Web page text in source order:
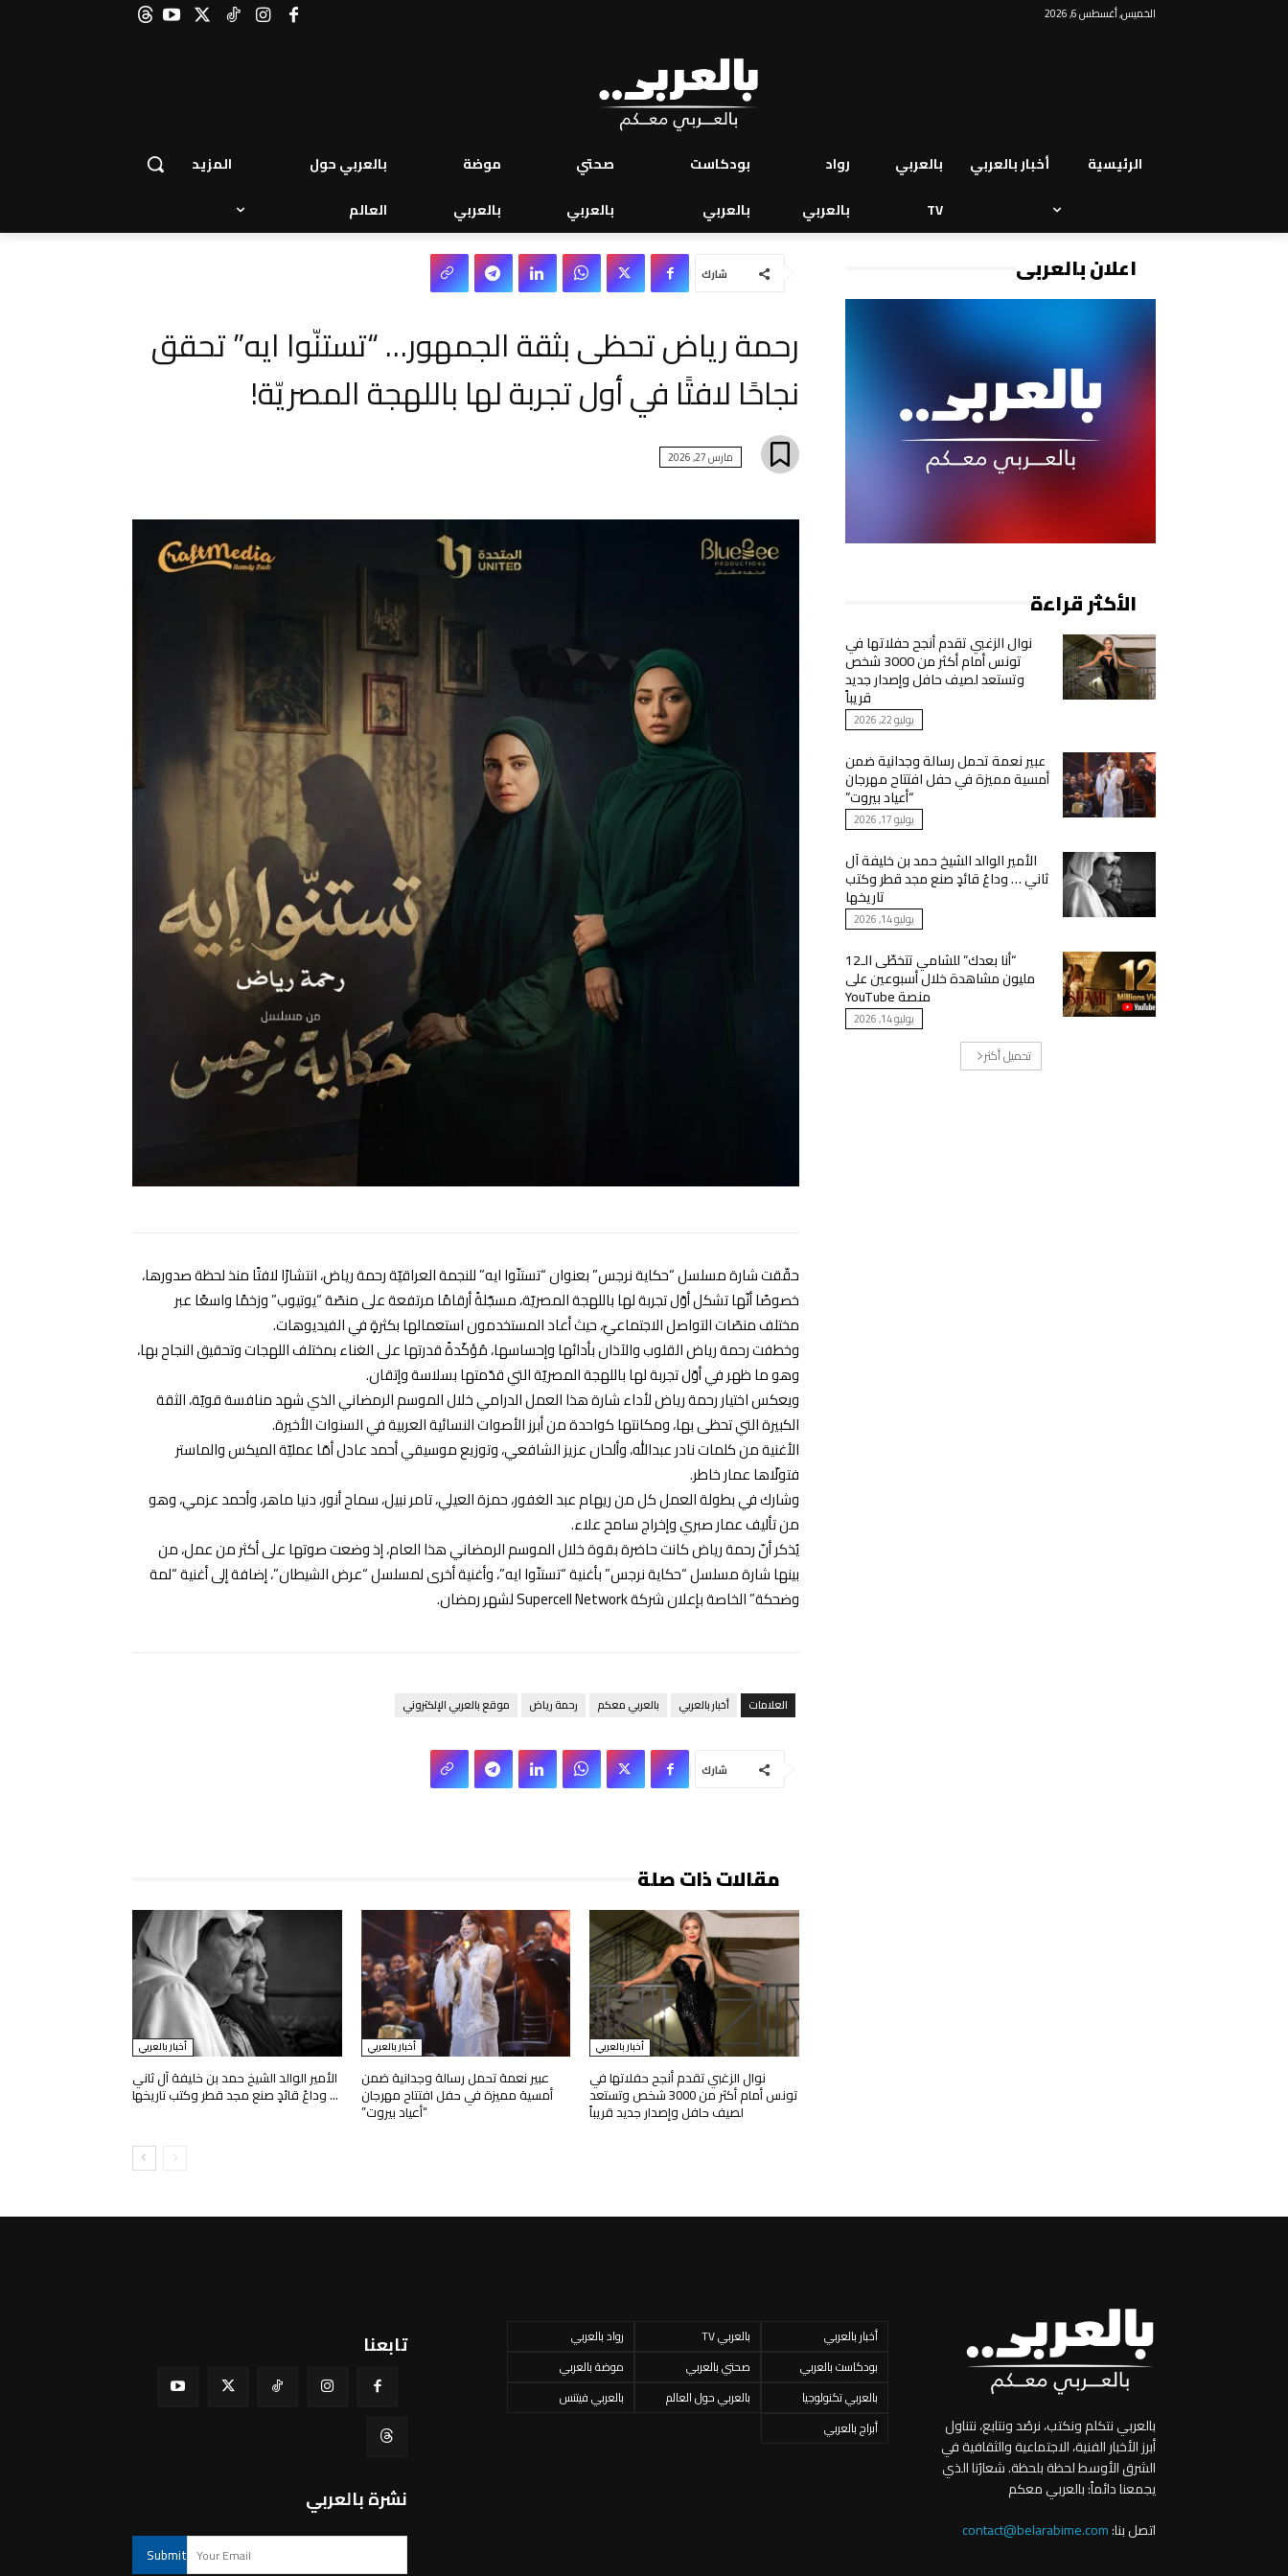
الخميس, أغسطس 6, 2026
الرئيسية أخبار بالعربي
بالعربي
TV
رواد
بالعربي
بودكاست
بالعربي
صحتي
بالعربي
موضة
بالعربي
بالعربي حول
العالم
المزيد
شارك
رحمة رياض تحظى بثقة الجمهور… “تستنّوا ايه” تحقق
نجاحًا لافتًا في أول تجربة لها باللهجة المصريّة!
مارس 27, 2026
حقّقت شارة مسلسل “حكاية نرجس” بعنوان “تستنّوا ايه” للنجمة العراقيّة رحمة رياض، انتشارًا لافتًا منذ لحظة صدورها،
خصوصًا أنّها تشكل أوّل تجربة لها باللهجة المصريّة، مسجّلةً أرقامًا مرتفعة على منصّة “يوتيوب” وزخمًا واسعًا عبر
مختلف منصّات التواصل الاجتماعيّ، حيث أعاد المستخدمون استعمالها بكثرةٍ في الفيديوهات.
وخطفت رحمة رياض القلوب والآذان بأدائها وإحساسها، مُؤكّدةً قدرتها على الغناء بمختلف اللهجات وتحقيق النجاح بها،
وهو ما ظهر في أوّل تجربة لها باللهجة المصريّة التي قدّمتها بسلاسة وإتقان.
ويعكس اختيار رحمة رياض لأداء شارة هذا العمل الدرامي خلال الموسم الرمضاني الذي شهد منافسة قويّة، الثقة
الكبيرة التي تحظى بها، ومكانتها كواحدة من أبرز الأصوات النسائية العربية في السنوات الأخيرة.
الأغنية من كلمات نادر عبدالله، وألحان عزيز الشافعي، وتوزيع موسيقي أحمد عادل أمّا عمليّة الميكس والماستر
فتولّاها عمار خاطر.
وشارك في بطولة العمل كل من ريهام عبد الغفور، حمزة العيلي، تامر نبيل، سماح أنور، دنيا ماهر، وأحمد عزمي، وهو
من تأليف عمار صبري وإخراج سامح علاء.
يُذكر أنّ رحمة رياض كانت حاضرة بقوة خلال الموسم الرمضاني هذا العام، إذ وضعت صوتها على أكثر من عمل، من
بينها شارة مسلسل “حكاية نرجس” بأغنية “تستنّوا ايه”، وأغنية أخرى لمسلسل “عرض الشيطان”، إضافة إلى أغنية “لمة
وضحكة” الخاصة بإعلان شركة Supercell Network لشهر رمضان.
العلامات أخبار بالعربي بالعربي معكم رحمة رياض موقع بالعربي الإلكتروني
شارك
مقالات ذات صلة
أخبار بالعربي
نوال الزغبي تقدم أنجح حفلاتها في
تونس أمام أكثر من 3000 شخص وتستعد
لصيف حافل وإصدار جديد قريباً
أخبار بالعربي
عبير نعمة تحمل رسالة وجدانية ضمن
أمسية مميزة في حفل افتتاح مهرجان
“أعياد بيروت”
أخبار بالعربي
الأمير الوالد الشيخ حمد بن خليفة آل ثاني
… وداعُ قائدٍ صنع مجد قطر وكتب تاريخها
اعلان بالعربي
الأكثر قراءة
نوال الزغبي تقدم أنجح حفلاتها في
تونس أمام أكثر من 3000 شخص
وتستعد لصيف حافل وإصدار جديد
قريباً
يوليو 22, 2026
عبير نعمة تحمل رسالة وجدانية ضمن
أمسية مميزة في حفل افتتاح مهرجان
“أعياد بيروت”
يوليو 17, 2026
الأمير الوالد الشيخ حمد بن خليفة آل
ثاني … وداعُ قائدٍ صنع مجد قطر وكتب
تاريخها
يوليو 14, 2026
“أنا بعدك” للشامي تتخطّى الـ12
مليون مشاهدة خلال أسبوعين على
منصة YouTube
يوليو 14, 2026
تحميل أكثر
تابعنا
نشرة بالعربي
أخبار بالعربي بالعربي TV
رواد بالعربي
بودكاست بالعربي
صحتي بالعربي
موضة بالعربي
بالعربي تكنولوجيا
بالعربي حول العالم
بالعربي فيتنس
أبراج بالعربي
بالعربي نتكلم ونكتب، نرصُد ونتابع، نتناول
أبرز الأخبار الفنية، الاجتماعية والثقافية في
الشرق الأوسط لحظة بلحظة. شعارُنا الذي
يجمعنا دائماً: بالعربي معكم
اتصل بنا:contact@belarabime.com